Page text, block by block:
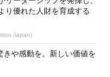
り優れた人財を育成する
Japan)
きや感動を。新しい価値を